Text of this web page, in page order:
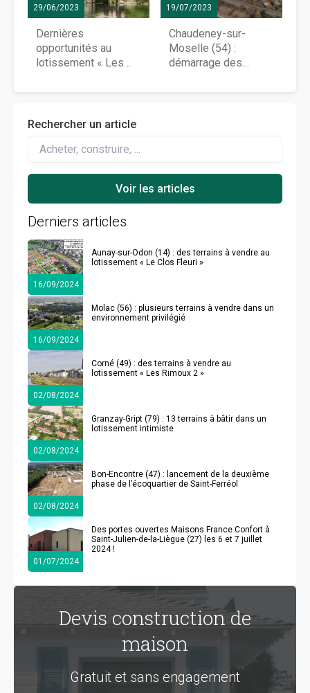
29/06/2023
Dernières
opportunités au
lotissement « Les
19/07/2023
Chaudeney-sur-
Moselle (54) :
démarrage des
Rechercher un article
Derniers articles
16/09/2024
Aunay-sur-Odon (14) : des terrains à vendre au
lotissement « Le Clos Fleuri »
16/09/2024
Molac (56) : plusieurs terrains à vendre dans un
environnement privilégié
02/08/2024
Corné (49) : des terrains à vendre au
lotissement « Les Rimoux 2 »
02/08/2024
Granzay-Gript (79) : 13 terrains à bâtir dans un
lotissement intimiste
02/08/2024
Bon-Encontre (47) : lancement de la deuxième
phase de l’écoquartier de Saint-Ferréol
01/07/2024
Des portes ouvertes Maisons France Confort à
Saint-Julien-de-la-Liègue (27) les 6 et 7 juillet
2024 !
Devis construction de
maison
Gratuit et sans engagement